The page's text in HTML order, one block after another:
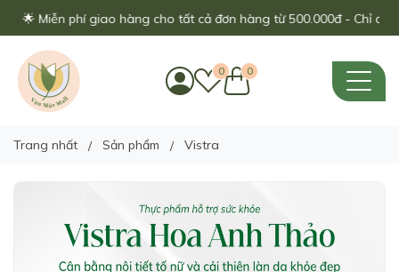
Miễn phí giao hàng cho tất cả đơn hàng từ 500.000đ - Chỉ áp
0 0
Trang nhất Sản phẩm Vistra